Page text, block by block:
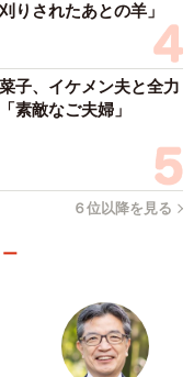
ください。
けたことももちろん
れるきっかけにも
イーツ作家。2012年
で数多くの作品を発
a
りされたあとの羊」
子、イケメン夫と全力
素敵なご夫婦」
６位以降を見る